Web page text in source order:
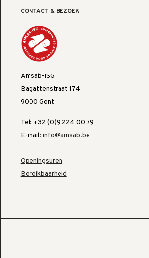
CONTACT & BEZOEK
Amsab-ISG
Bagattenstraat 174
9000 Gent
Tel: +32 (0)9 224 00 79
E-mail: info@amsab.be
Openingsuren
Bereikbaarheid